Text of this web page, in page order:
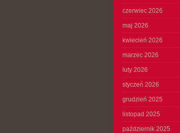
czerwiec 2026
maj 2026
kwiecień 2026
marzec 2026
luty 2026
styczeń 2026
grudzień 2025
listopad 2025
październik 2025